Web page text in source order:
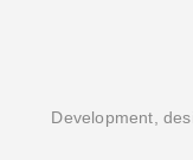
Development,